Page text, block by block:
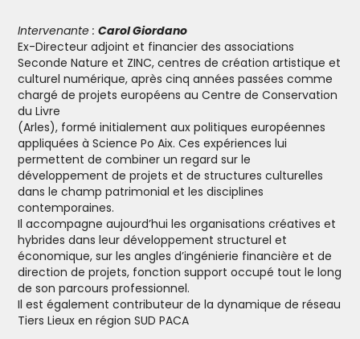
Intervenante :Carol Giordano
Ex-Directeur adjoint et financier des associations
Seconde Nature et ZINC, centres de création artistique et
culturel numérique, après cinq années passées comme
chargé de projets européens au Centre de Conservation
du Livre
(Arles), formé initialement aux politiques européennes
appliquées à Science Po Aix. Ces expériences lui
permettent de combiner un regard sur le
développement de projets et de structures culturelles
dans le champ patrimonial et les disciplines
contemporaines.
Il accompagne aujourd’hui les organisations créatives et
hybrides dans leur développement structurel et
économique, sur les angles d’ingénierie financière et de
direction de projets, fonction support occupé tout le long
de son parcours professionnel.
Il est également contributeur de la dynamique de réseau
Tiers Lieux en région SUD PACA